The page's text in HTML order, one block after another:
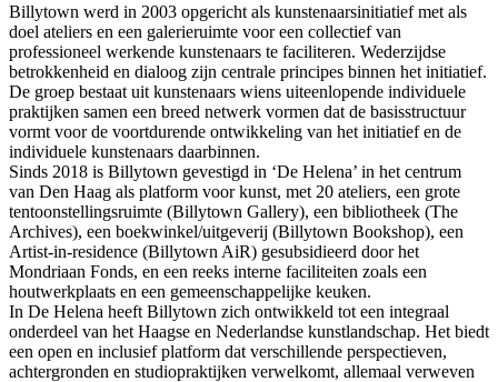
Billytown werd in 2003 opgericht als kunstenaarsinitiatief met als
doel ateliers en een galerieruimte voor een collectief van
professioneel werkende kunstenaars te faciliteren. Wederzijdse
betrokkenheid en dialoog zijn centrale principes binnen het initiatief.
De groep bestaat uit kunstenaars wiens uiteenlopende individuele
praktijken samen een breed netwerk vormen dat de basisstructuur
vormt voor de voortdurende ontwikkeling van het initiatief en de
individuele kunstenaars daarbinnen.
Sinds 2018 is Billytown gevestigd in ‘De Helena’ in het centrum
van Den Haag als platform voor kunst, met 20 ateliers, een grote
tentoonstellingsruimte (Billytown Gallery), een bibliotheek (The
Archives), een boekwinkel/uitgeverij (Billytown Bookshop), een
Artist-in-residence (Billytown AiR) gesubsidieerd door het
Mondriaan Fonds, en een reeks interne faciliteiten zoals een
houtwerkplaats en een gemeenschappelijke keuken.
In De Helena heeft Billytown zich ontwikkeld tot een integraal
onderdeel van het Haagse en Nederlandse kunstlandschap. Het biedt
een open en inclusief platform dat verschillende perspectieven,
achtergronden en studiopraktijken verwelkomt, allemaal verweven